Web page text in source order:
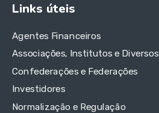
Links úteis
Agentes Financeiros
Associações, Institutos e Diversos
Confederações e Federações
Investidores
Normalização e Regulação